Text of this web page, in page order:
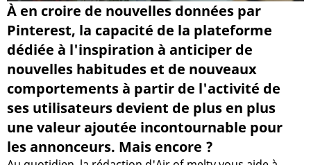
À en croire de nouvelles données par
Pinterest, la capacité de la plateforme
dédiée à l'inspiration à anticiper de
nouvelles habitudes et de nouveaux
comportements à partir de l'activité de
ses utilisateurs devient de plus en plus
une valeur ajoutée incontournable pour
les annonceurs. Mais encore ?